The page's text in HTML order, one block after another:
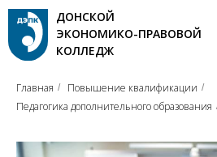
ДОНСКОЙ
ЭКОНОМИКО-ПРАВОВОЙ
КОЛЛЕДЖ
Главная / Повышение квалификации /
Педагогика дополнительного образования